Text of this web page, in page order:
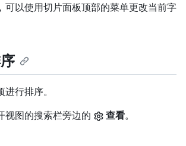
可以使用切片面板顶部的菜单更改当前字
行排序。
视图的搜索栏旁边的
查看。